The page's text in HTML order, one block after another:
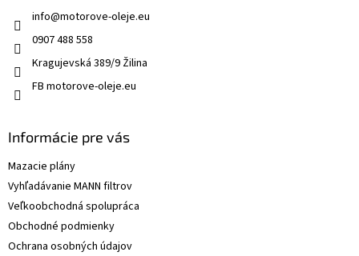
info@motorove-oleje.eu
0907 488 558
Kragujevská 389/9 Žilina
FB motorove-oleje.eu
Informácie pre vás
Mazacie plány
Vyhľadávanie MANN filtrov
Veľkoobchodná spolupráca
Obchodné podmienky
Ochrana osobných údajov